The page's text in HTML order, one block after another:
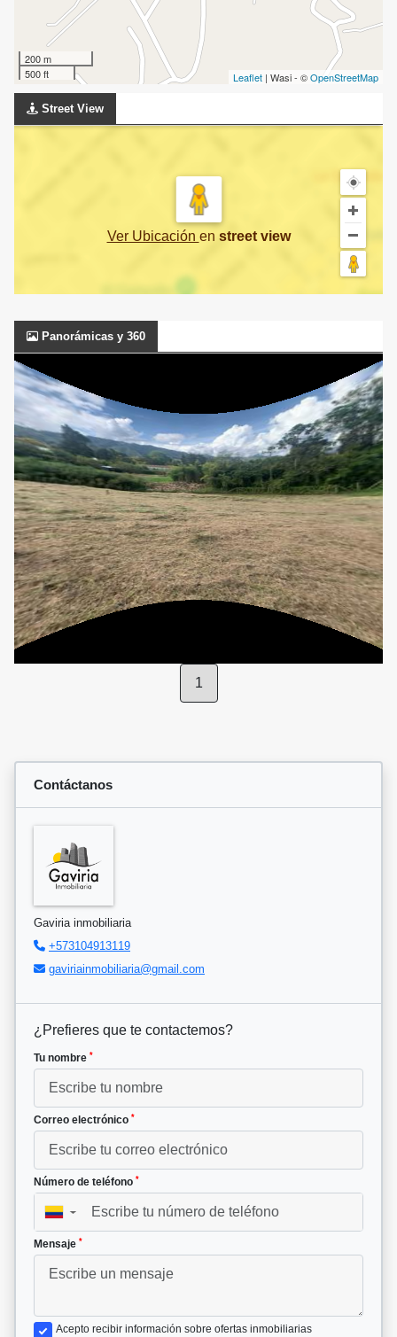
200 m
500 ft
Leaflet | Wasi - ©OpenStreetMap
Street View
Ver Ubicación en street view
Panorámicas y 360
1
Contáctanos
Gaviria inmobiliaria
+573104913119
gaviriainmobiliaria@gmail.com
¿Prefieres que te contactemos?
Tu nombre *
Correo electrónico *
Número de teléfono *
▼
Mensaje *
Acepto recibir información sobre ofertas inmobiliarias